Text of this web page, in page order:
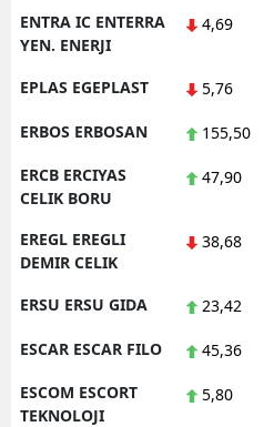
ENTRA IC ENTERRA
YEN. ENERJI
4,69
EPLAS EGEPLAST 5,76
ERBOS ERBOSAN 155,50
ERCB ERCIYAS
CELIK BORU
47,90
EREGL EREGLI
DEMIR CELIK
38,68
ERSU ERSU GIDA 23,42
ESCAR ESCAR FILO 45,36
ESCOM ESCORT
TEKNOLOJI
5,80